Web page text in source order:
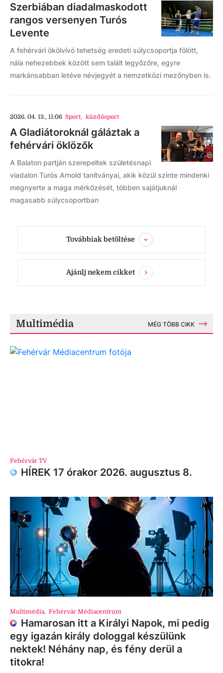
Szerbiában diadalmaskodott
rangos versenyen Turós
Levente
A fehérvári ökölvívó tehetség eredeti súlycsoportja fölött,
nála nehezebbek között sem talált legyőzőre, egyre
markánsabban letéve névjegyét a nemzetközi mezőnyben is.
2026. 04. 13., 11:06 Sport, küzdősport
A Gladiátoroknál gáláztak a
fehérvári öklözők
A Balaton partján szerepeltek születésnapi
viadalon Turós Arnold tanítványai, akik közül szinte mindenki
megnyerte a maga mérkőzését, többen sajátjuknál
magasabb súlycsoportban
Továbbiak betöltése
Ajánlj nekem cikket
Multimédia MÉG TÖBB CIKK
Fehérvár TV
HÍREK 17 órakor 2026. augusztus 8.
Multimédia, Fehérvár Médiacentrum
Hamarosan itt a Királyi Napok, mi pedig
egy igazán király dologgal készülünk
nektek! Néhány nap, és fény derül a
titokra!